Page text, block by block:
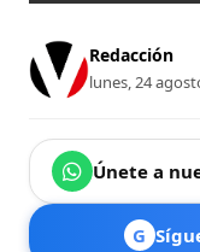
Redacción
lunes, 24
Únete a
G